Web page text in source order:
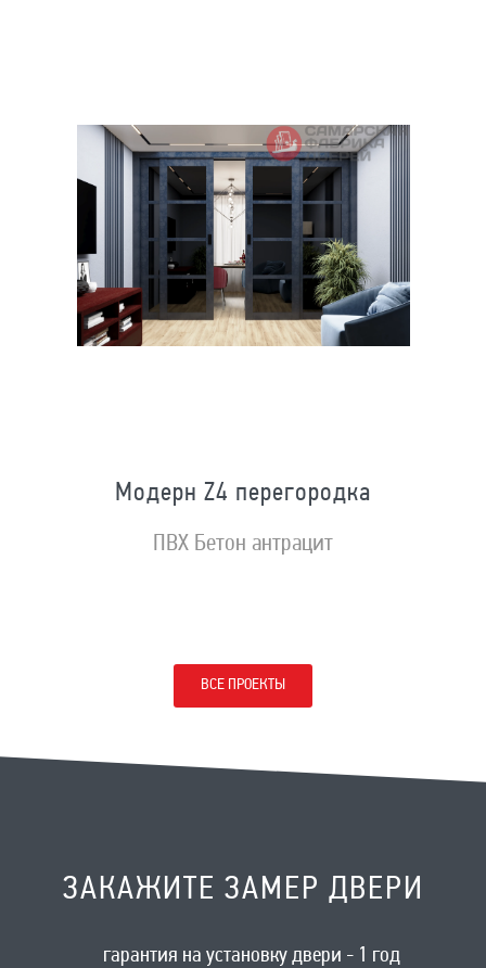
Модерн Z4 перегородка
ПВХ Бетон антрацит
ВСЕ ПРОЕКТЫ
ЗАКАЖИТЕ ЗАМЕР ДВЕРИ
гарантия на установку двери - 1 год